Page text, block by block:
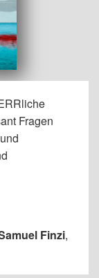
Fragen
Finzi,